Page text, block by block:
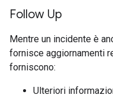
Follow Up
Mentre un incidente è
fornisce aggiornamenti
forniscono:
Ulteriori